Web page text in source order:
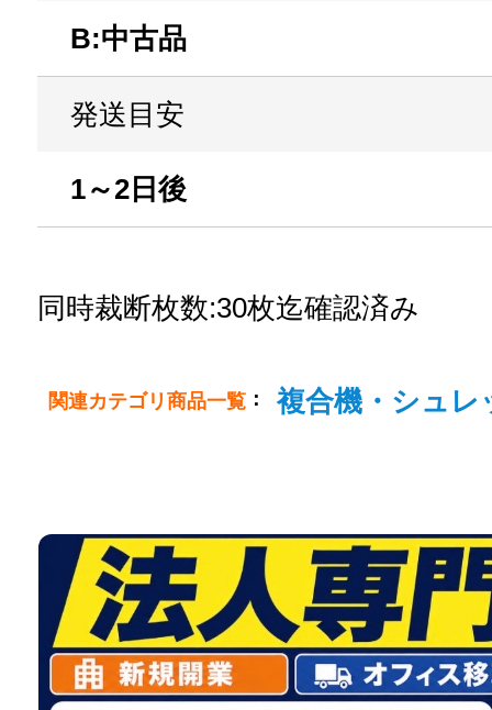
B:中古品
発送目安
1～2日後
同時裁断枚数:30枚迄確認済み
関連カテゴリ商品一覧 ： 複合機・シュレ